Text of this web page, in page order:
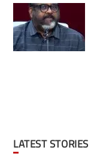
LATEST STORIES